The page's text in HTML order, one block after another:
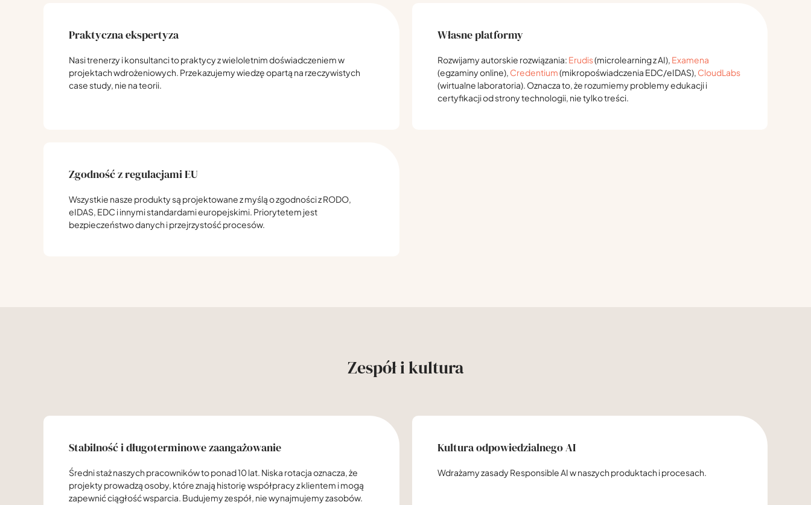
Praktyczna ekspertyza
Nasi trenerzy i konsultanci to praktycy z wieloletnim doświadczeniem w
projektach wdrożeniowych. Przekazujemy wiedzę opartą na rzeczywistych
case study, nie na teorii.
Własne platformy
Rozwijamy autorskie rozwiązania: Erudis(microlearning z AI), Examena
(egzaminy online), Credentium(mikropoświadczenia EDC/eIDAS), CloudLabs
(wirtualne laboratoria). Oznacza to, że rozumiemy problemy edukacji i
certyfikacji od strony technologii, nie tylko treści.
Zgodność z regulacjami EU
Wszystkie nasze produkty są projektowane z myślą o zgodności z RODO,
eIDAS, EDC i innymi standardami europejskimi. Priorytetem jest
bezpieczeństwo danych i przejrzystość procesów.
Zespół i kultura
Stabilność i długoterminowe zaangażowanie
Średni staż naszych pracowników to ponad 10 lat. Niska rotacja oznacza, że
projekty prowadzą osoby, które znają historię współpracy z klientem i mogą
zapewnić ciągłość wsparcia. Budujemy zespół, nie wynajmujemy zasobów.
Kultura odpowiedzialnego AI
Wdrażamy zasady Responsible AI w naszych produktach i procesach.